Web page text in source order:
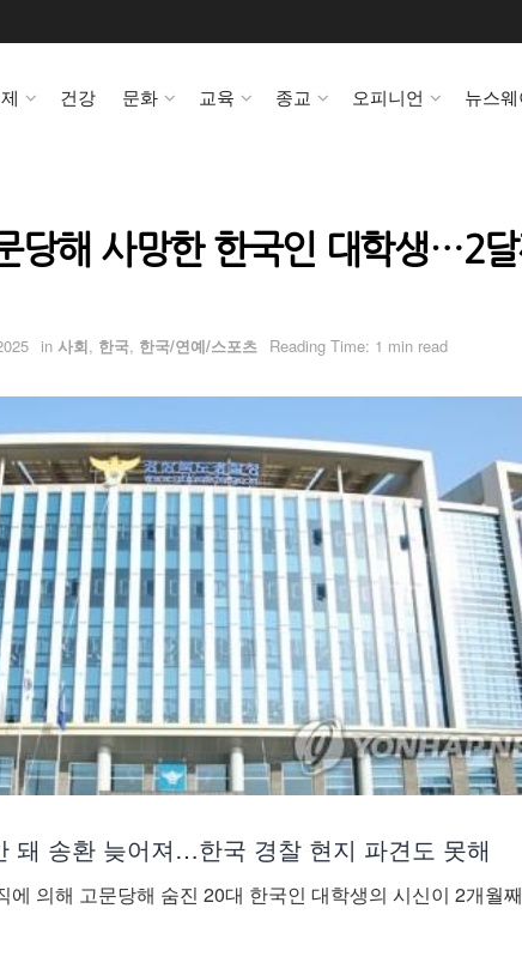
건강 문화 교육 종교 오피니언 뉴스
당해 사망한 한국인 대학생…2
in 사회, 한국, 한국/연예/스포츠 Reading Time: 1 min read
돼 송환 늦어져…한국 경찰 현지 파견도 못해
에 의해 고문당해 숨진 20대 한국인 대학생의 시신이 2개월